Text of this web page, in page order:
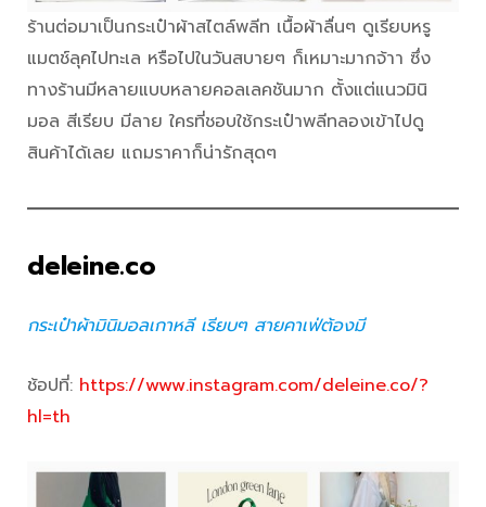
ร้านต่อมาเป็นกระเป๋าผ้าสไตล์พลีท เนื้อผ้าลื่นๆ ดูเรียบหรู
แมตช์ลุคไปทะเล หรือไปในวันสบายๆ ก็เหมาะมากจ้าา ซึ่ง
ทางร้านมีหลายแบบหลายคอลเลคชันมาก ตั้งแต่แนวมินิ
มอล สีเรียบ มีลาย ใครที่ชอบใช้กระเป๋าพลีทลองเข้าไปดู
สินค้าได้เลย แถมราคาก็น่ารักสุดๆ
deleine.co
กระเป๋าผ้ามินิมอลเกาหลี เรียบๆ สายคาเฟ่ต้องมี
ช้อปที่: https://www.instagram.com/deleine.co/?
hl=th